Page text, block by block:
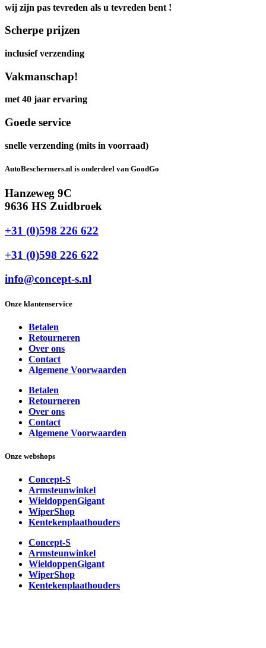
wij zijn pas tevreden als u tevreden bent !
Scherpe prijzen
inclusief verzending
Vakmanschap!
met 40 jaar ervaring
Goede service
snelle verzending (mits in voorraad)
AutoBeschermers.nl is onderdeel van GoodGo
Hanzeweg 9C
9636 HS Zuidbroek
+31 (0)598 226 622
+31 (0)598 226 622
info@concept-s.nl
Onze klantenservice
Betalen
Retourneren
Over ons
Contact
Algemene Voorwaarden
Betalen
Retourneren
Over ons
Contact
Algemene Voorwaarden
Onze webshops
Concept-S
Armsteunwinkel
WieldoppenGigant
WiperShop
Kentekenplaathouders
Concept-S
Armsteunwinkel
WieldoppenGigant
WiperShop
Kentekenplaathouders